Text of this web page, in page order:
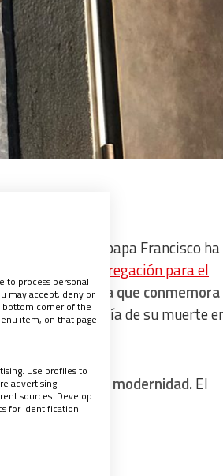
el día que el papa Francisco ha
por la Congregación para el
de 2019.Una cita que conmemora
el 6 de agosto, día de su muerte
diálogo y de la modernidad. El
to process personal
may accept, deny or
corner of the
item, on that page
Use profiles to
advertising
sources. Develop
for identification.